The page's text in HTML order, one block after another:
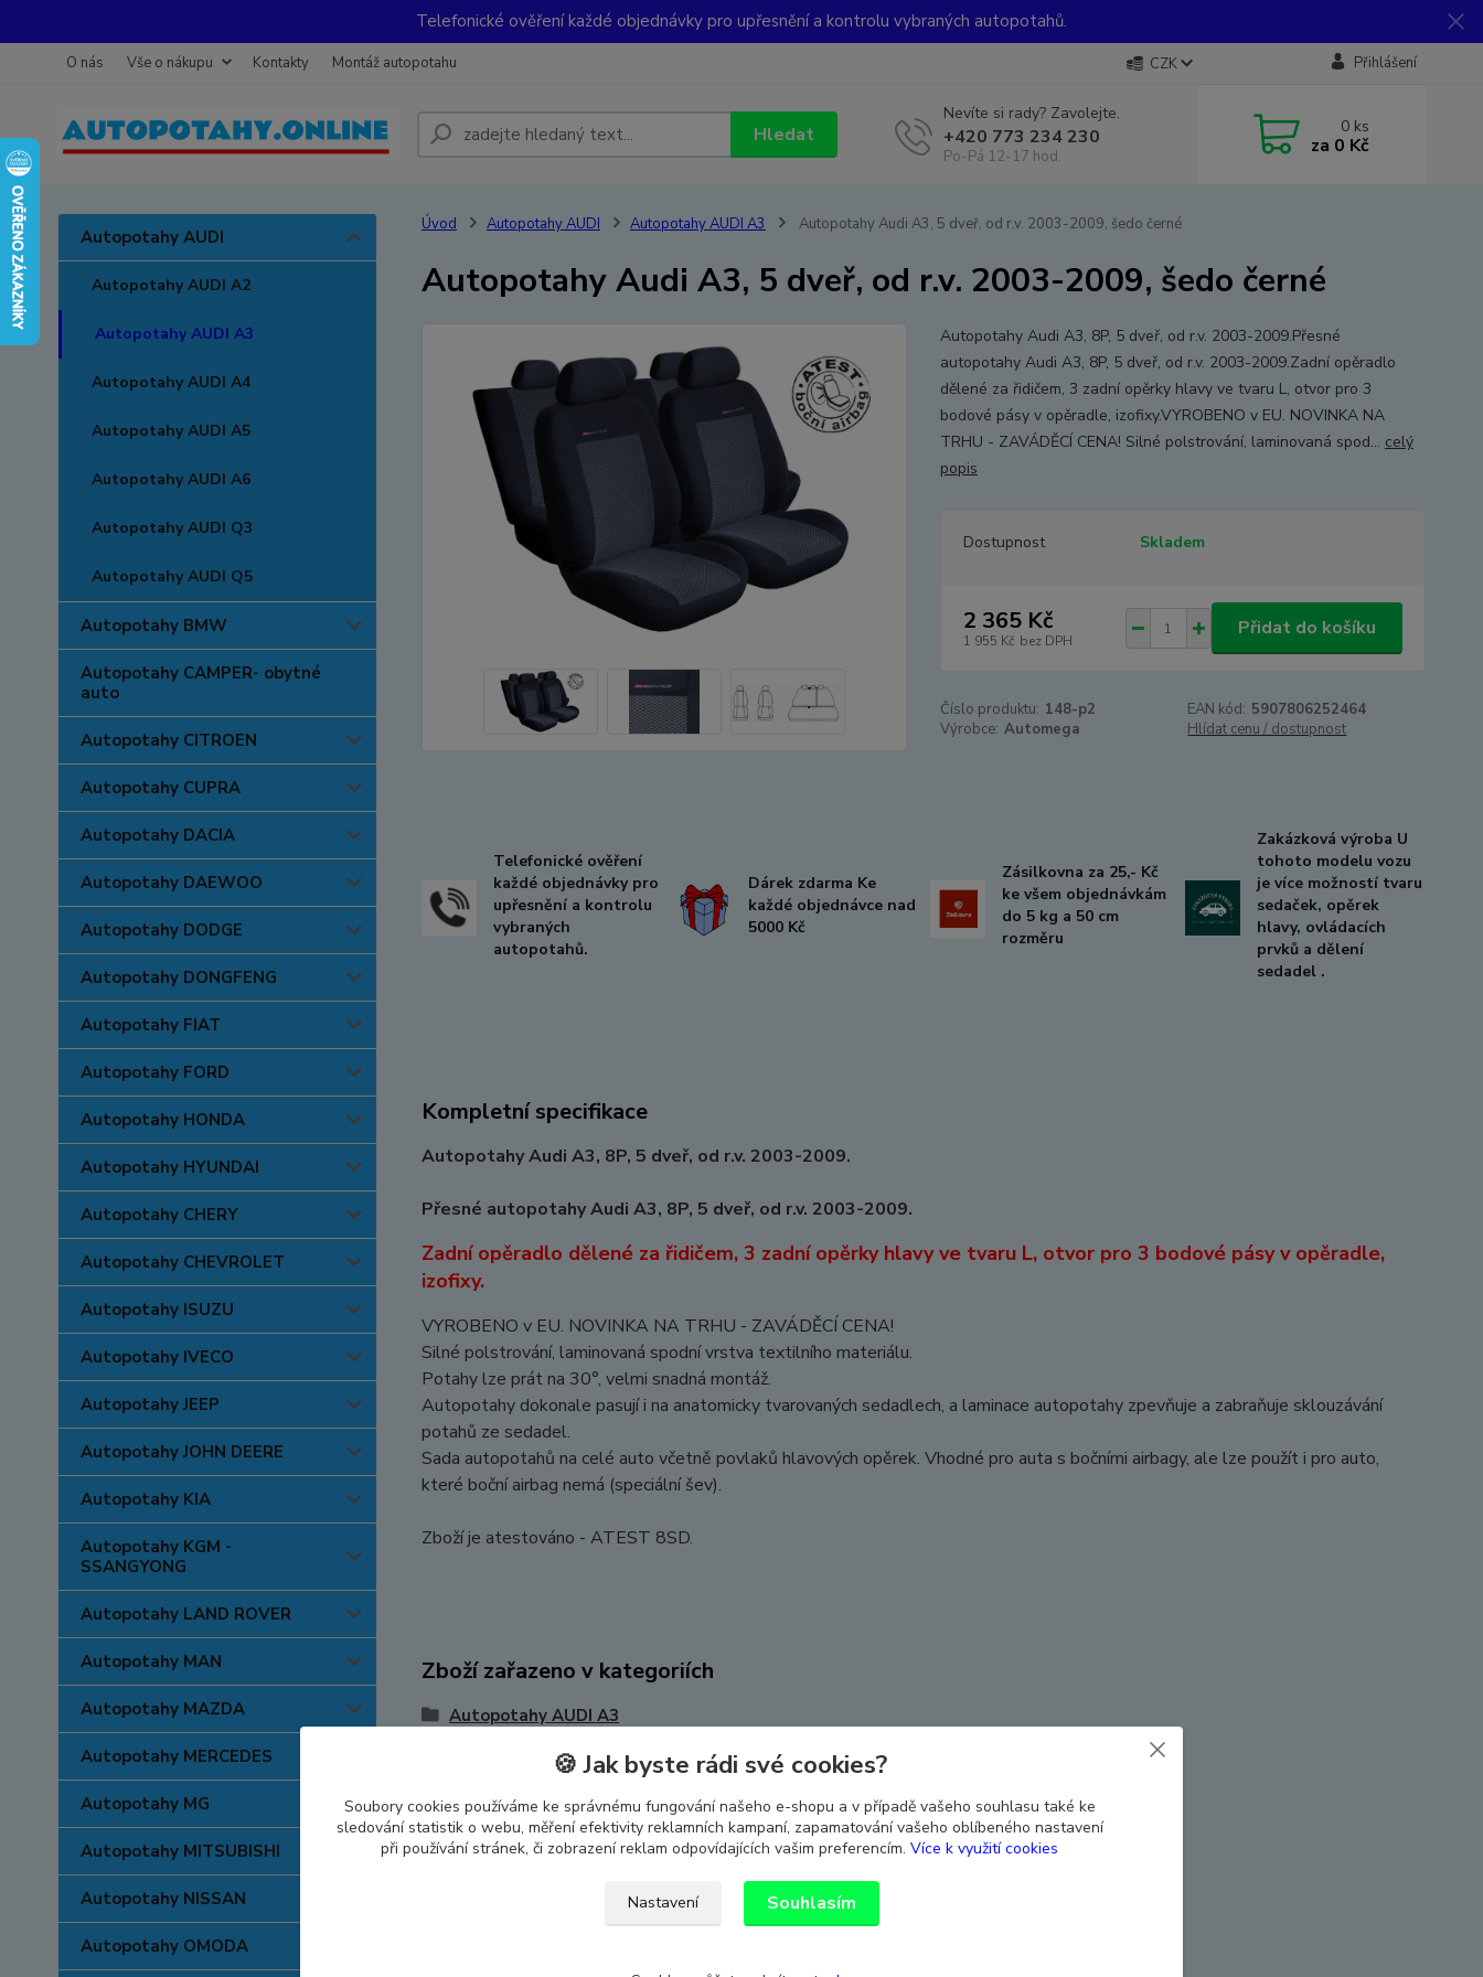
Telefonické ověření každé objednávky pro upřesnění a kontrolu vybraných autopotahů.
O nás Vše o nákupu Kontakty Montáž autopotahu CZK Přihlášení
Hledat
Nevíte si rady? Zavolejte.
+420 773 234 230
Po-Pá 12-17 hod.
0 ks
za 0 Kč
Autopotahy AUDI
Autopotahy AUDI A2
Autopotahy AUDI A3
Autopotahy AUDI A4
Autopotahy AUDI A5
Autopotahy AUDI A6
Autopotahy AUDI Q3
Autopotahy AUDI Q5
Autopotahy BMW
Autopotahy CAMPER- obytné
auto
Autopotahy CITROEN
Autopotahy CUPRA
Autopotahy DACIA
Autopotahy DAEWOO
Autopotahy DODGE
Autopotahy DONGFENG
Autopotahy FIAT
Autopotahy FORD
Autopotahy HONDA
Autopotahy HYUNDAI
Autopotahy CHERY
Autopotahy CHEVROLET
Autopotahy ISUZU
Autopotahy IVECO
Autopotahy JEEP
Autopotahy JOHN DEERE
Autopotahy KIA
Autopotahy KGM -
SSANGYONG
Autopotahy LAND ROVER
Autopotahy MAN
Autopotahy MAZDA
Autopotahy MERCEDES
Autopotahy MG
Autopotahy MITSUBISHI
Autopotahy NISSAN
Autopotahy OMODA
Úvod Autopotahy AUDI Autopotahy AUDI A3 Autopotahy Audi A3, 5 dveř, od r.v. 2003-2009, šedo černé
Autopotahy Audi A3, 5 dveř, od r.v. 2003-2009, šedo černé
Autopotahy Audi A3, 8P, 5 dveř, od r.v. 2003-2009.Přesné
autopotahy Audi A3, 8P, 5 dveř, od r.v. 2003-2009.Zadní opěradlo
dělené za řidičem, 3 zadní opěrky hlavy ve tvaru L, otvor pro 3
bodové pásy v opěradle, izofixy.VYROBENO v EU. NOVINKA NA
TRHU - ZAVÁDĚCÍ CENA! Silné polstrování, laminovaná spod... celý
popis
Dostupnost Skladem
2 365 Kč
1 955 Kč bez DPH
Přidat do košíku
Číslo produktu: 148-p2 EAN kód: 5907806252464
Výrobce: Automega Hlídat cenu / dostupnost
Telefonické ověření
každé objednávky pro
upřesnění a kontrolu
vybraných
autopotahů.
Dárek zdarma Ke
každé objednávce nad
5000 Kč
Zásilkovna za 25,- Kč
ke všem objednávkám
do 5 kg a 50 cm
rozměru
Zakázková výroba U
tohoto modelu vozu
je více možností tvaru
sedaček, opěrek
hlavy, ovládacích
prvků a dělení
sedadel .
Kompletní specifikace
Autopotahy Audi A3, 8P, 5 dveř, od r.v. 2003-2009.
Přesné autopotahy Audi A3, 8P, 5 dveř, od r.v. 2003-2009.
Zadní opěradlo dělené za řidičem, 3 zadní opěrky hlavy ve tvaru L, otvor pro 3 bodové pásy v opěradle,
izofixy.
VYROBENO v EU. NOVINKA NA TRHU - ZAVÁDĚCÍ CENA!
Silné polstrování, laminovaná spodní vrstva textilního materiálu.
Potahy lze prát na 30°, velmi snadná montáž.
Autopotahy dokonale pasují i na anatomicky tvarovaných sedadlech, a laminace autopotahy zpevňuje a zabraňuje sklouzávání
potahů ze sedadel.
Sada autopotahů na celé auto včetně povlaků hlavových opěrek. Vhodné pro auta s bočními airbagy, ale lze použít i pro auto,
které boční airbag nemá (speciální šev).
Zboží je atestováno - ATEST 8SD.
Zboží zařazeno v kategoriích
Autopotahy AUDI A3
🍪 Jak byste rádi své cookies?
Soubory cookies používáme ke správnému fungování našeho e-shopu a v případě vašeho souhlasu také ke
sledování statistik o webu, měření efektivity reklamních kampaní, zapamatování vašeho oblíbeného nastavení
při používání stránek, či zobrazení reklam odpovídajících vašim preferencím. Více k využití cookies
Nastavení Souhlasím